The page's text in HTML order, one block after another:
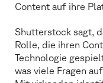
Content auf ihre
Shutterstock sagt,
Rolle, die ihren
Technologie
was viele Fragen